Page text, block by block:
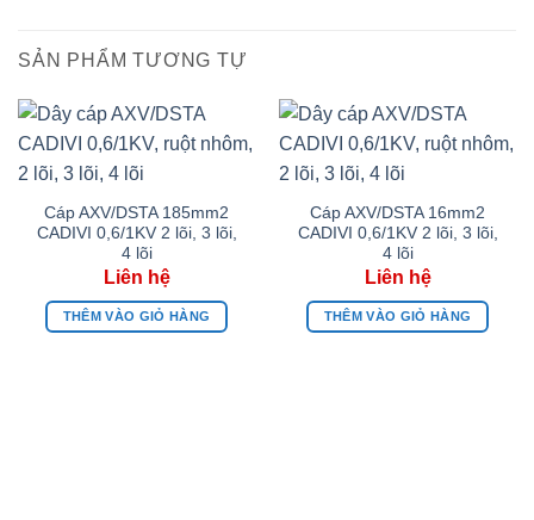
SẢN PHẨM TƯƠNG TỰ
Cáp AXV/DSTA 185mm2
CADIVI 0,6/1KV 2 lõi, 3 lõi,
4 lõi
THÊM VÀO GIỎ HÀNG
Cáp AXV/DSTA 16mm2
CADIVI 0,6/1KV 2 lõi, 3 lõi,
4 lõi
THÊM VÀO GIỎ HÀNG